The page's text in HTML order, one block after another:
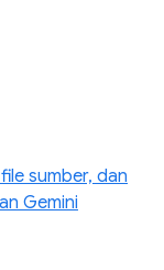
sumber, dan
Gemini